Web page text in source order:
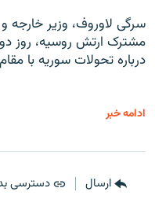
سرگی لاوروف، وزیر خارجه
مشترک ارتش روسیه، روز
درباره تحولات سوریه با
ادامه خبر
ارسال دسترسی